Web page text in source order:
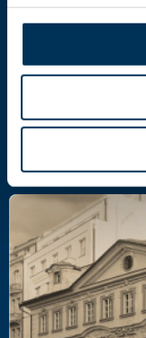
110 00 Praha 1,mapa
DIČ: CZ66000777